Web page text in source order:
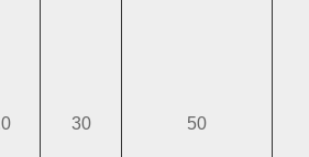
30 50